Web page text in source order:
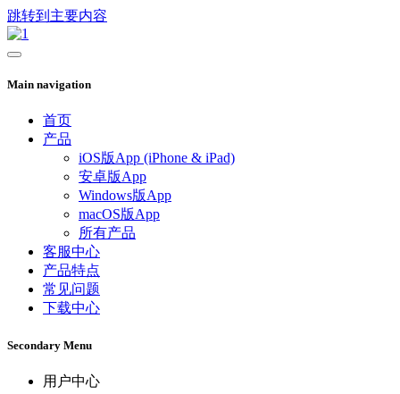
跳转到主要内容
Main navigation
首页
产品
iOS版App (iPhone & iPad)
安卓版App
Windows版App
macOS版App
所有产品
客服中心
产品特点
常见问题
下载中心
Secondary Menu
用户中心